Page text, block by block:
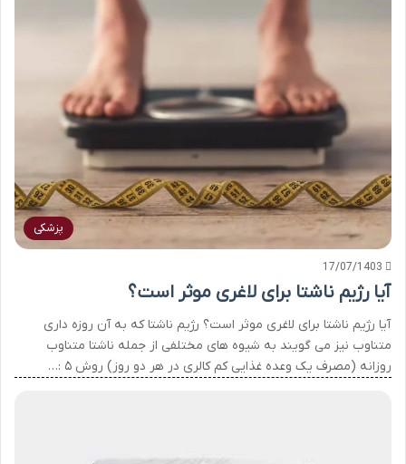
پزشکی
17/07/1403
آیا رژیم ناشتا برای لاغری موثر است؟
آیا رژیم ناشتا برای لاغری موثر است؟ رژیم ناشتا که به آن روزه داری
متناوب نیز می گویند به شیوه های مختلفی از جمله ناشتا متناوب
روزانه (مصرف یک وعده غذایی کم کالری در هر دو روز) روش ۵ :…